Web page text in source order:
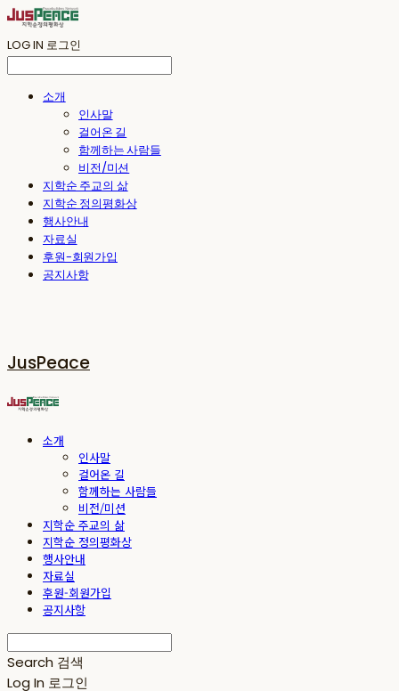
LOG IN 로그인
소개
인사말
걸어온 길
함께하는 사람들
비전/미션
지학순 주교의 삶
지학순 정의평화상
행사안내
자료실
후원-회원가입
공지사항
JusPeace
소개
인사말
걸어온 길
함께하는 사람들
비전/미션
지학순 주교의 삶
지학순 정의평화상
행사안내
자료실
후원-회원가입
공지사항
Search 검색
Log In 로그인